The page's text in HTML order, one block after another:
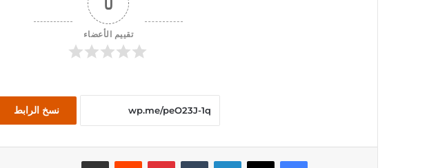
تقييم الأعضاء
نسخ الرابط
فيسبوك‫X لينكدإن بينتيريست مشاركة عبر البريد